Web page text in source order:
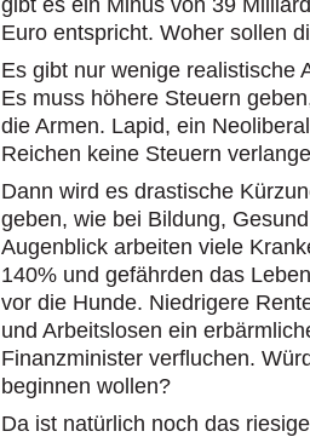
gibt es ein Minus von 39
Euro entspricht. Woher sollen
Es gibt nur wenige realistische
Es muss höhere Steuern
die Armen. Lapid, ein
Reichen keine Steuern
Dann wird es drastische
geben, wie bei Bildung,
Augenblick arbeiten viele
140% und gefährden das
vor die Hunde. Niedrigere
und Arbeitslosen ein
Finanzminister verfluchen.
beginnen wollen?
Da ist natürlich noch das